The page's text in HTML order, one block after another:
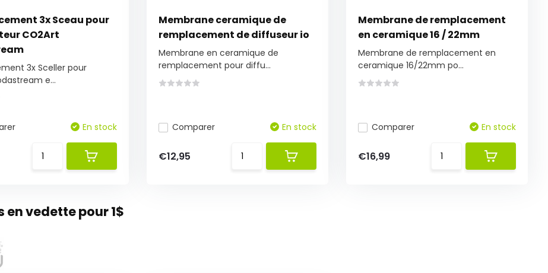
3x Sceau pour
CO2Art
3x Sceller pour
e...
En stock
Membrane ceramique de
remplacement de diffuseur io
Membrane en ceramique de
remplacement pour diffu...
Comparer En stock
€12,95
Membrane de remplacement
en ceramique 16 / 22mm
Membrane de remplacement en
ceramique 16/22mm po...
Comparer En stock
€16,99
en vedette pour 1$